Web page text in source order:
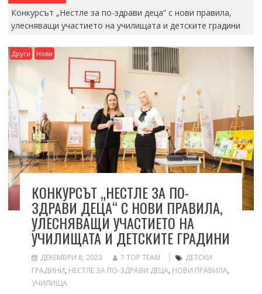
Конкурсът „Нестле за по-здрави деца“ с нови правила,
улесняващи участието на училищата и детските градини
Други Нови
КОНКУРСЪТ „НЕСТЛЕ ЗА ПО-
ЗДРАВИ ДЕЦА“ С НОВИ ПРАВИЛА,
УЛЕСНЯВАЩИ УЧАСТИЕТО НА
УЧИЛИЩАТА И ДЕТСКИТЕ ГРАДИНИ
ДЕКЕМВРИ 8, 2023 7 TOP TEAM
ДЕТСКИ
ГРАДИНИ, НЕСТЛЕ ЗА ПО-ЗДРАВИ ДЕЦА, НОВИ ПРАВИЛА,
УЧИЛИЩА